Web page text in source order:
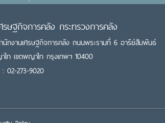
รษฐกิจการคลัง กระทรวงการคลัง
กงานเศรษฐกิจการคลัง ถนนพระรามที่ 6 อารีย์สัมพันธ์
ไท เขตพญาไท กรุงเทพฯ 10400
02-273-9020